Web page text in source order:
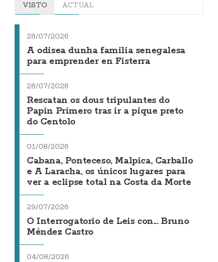
VISTO ACTUAL
28/07/2026
A odisea dunha familia senegalesa
para emprender en Fisterra
28/07/2026
Rescatan os dous tripulantes do
Papin Primero tras ir a pique preto
do Centolo
01/08/2026
Cabana, Ponteceso, Malpica, Carballo
e A Laracha, os únicos lugares para
ver a eclipse total na Costa da Morte
29/07/2026
O Interrogatorio de Leis con... Bruno
Méndez Castro
04/08/2026